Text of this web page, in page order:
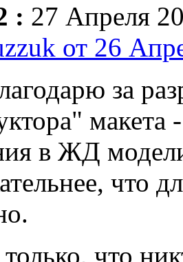
: 27 Апреля
от 26
за
в ЖД
что
что